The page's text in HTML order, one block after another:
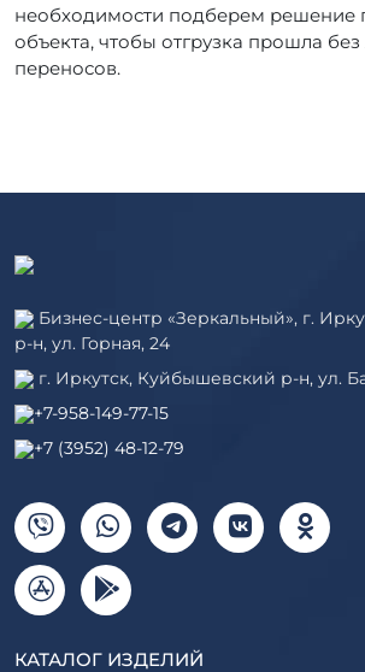
необходимости подберем решение
объекта, чтобы отгрузка прошла
переносов.
Бизнес-центр «Зеркальный», г.
р-н, ул. Горная, 24
г. Иркутск, Куйбышевский р-н, ул.
+7-958-149-77-15
+7 (3952) 48-12-79
КАТАЛОГ ИЗДЕЛИЙ